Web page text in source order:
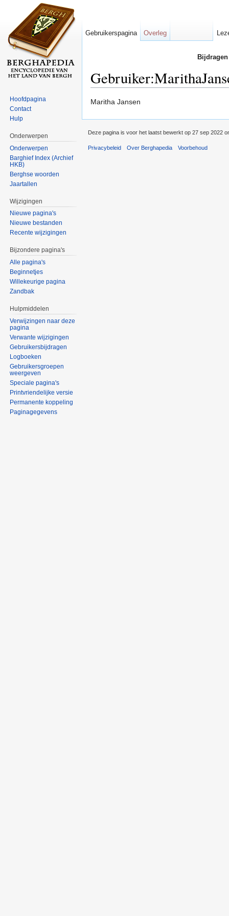
Maritha Jansen
Gebruikerspagina Overleg
Hoofdpagina
Contact
Hulp
Onderwerpen
Onderwerpen
Barghief Index (Archief
HKB)
Berghse woorden
Jaartallen
Wijzigingen
Nieuwe pagina's
Nieuwe bestanden
Recente wijzigingen
Bijzondere pagina's
Alle pagina's
Beginnetjes
Willekeurige pagina
Zandbak
Hulpmiddelen
Verwijzingen naar deze
pagina
Verwante wijzigingen
Gebruikersbijdragen
Logboeken
Gebruikersgroepen
weergeven
Speciale pagina's
Printvriendelijke versie
Permanente koppeling
Paginagegevens
Deze pagina is voor het laatst bewerkt op 27 sep 2022
Privacybeleid Over Berghapedia Voorbehoud